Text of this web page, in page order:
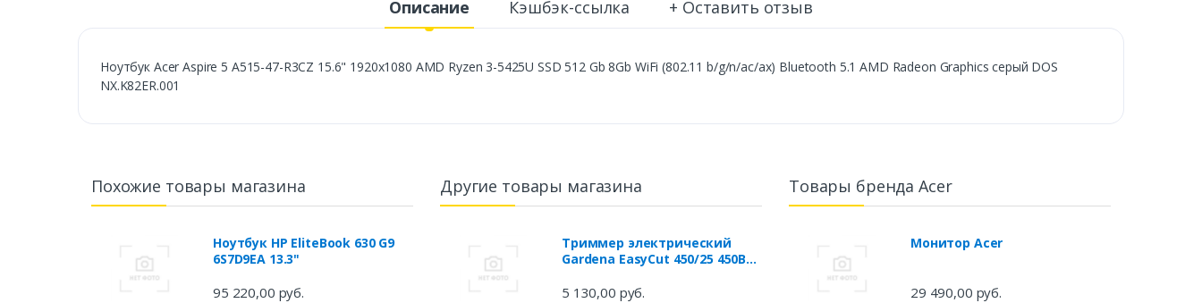
Описание Кэшбэк-ссылка + Оставить отзыв
Ноутбук Acer Aspire 5 A515-47-R3CZ 15.6" 1920x1080 AMD Ryzen 3-5425U SSD 512 Gb 8Gb WiFi (802.11 b/g/n/ac/ax) Bluetooth 5.1 AMD Radeon Graphics серый DOS
NX.K82ER.001
Похожие товары магазина
Ноутбук HP EliteBook 630 G9
6S7D9EA 13.3"
95 220,00 руб.
Другие товары магазина
Триммер электрический
Gardena EasyCut 450/25 450Вт
5 130,00 руб.
Товары бренда Acer
Монитор Acer
29 490,00 руб.